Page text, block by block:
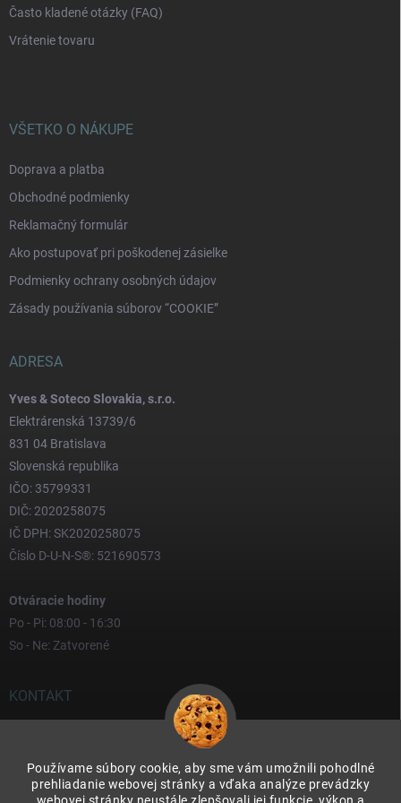
Používame súbory cookie, aby sme vám umožnili pohodlné
prehliadanie webovej stránky a vďaka analýze prevádzky
Často kladené otázky (FAQ)
Vrátenie tovaru
VŠETKO O NÁKUPE
Doprava a platba
Obchodné podmienky
Reklamačný formulár
Ako postupovať pri poškodenej zásielke
Podmienky ochrany osobných údajov
Zásady používania súborov “COOKIE”
ADRESA
Yves & Soteco Slovakia, s.r.o.
Elektrárenská 13739/6
831 04 Bratislava
Slovenská republika
IČO: 35799331
DIČ: 2020258075
IČ DPH: SK2020258075
Číslo D-U-N-S®: 521690573
Otváracie hodiny
Po - Pi: 08:00 - 16:30
So - Ne: Zatvorené
KONTAKT
0917 000 000